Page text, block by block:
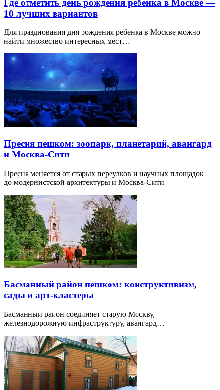
Где отметить день рождения ребенка в Москве —
10 лучших вариантов
Для празднования дня рождения ребенка в Москве можно
найти множество интересных мест…
Пресня пешком: зоопарк, планетарий, авангард
и Москва-Сити
Пресня меняется от старых переулков и научных площадок
до модернистской архитектуры и Москва-Сити.
Басманный район пешком: конструктивизм,
сады и арт-кластеры
Басманный район соединяет старую Москву,
железнодорожную инфраструктуру, авангард…